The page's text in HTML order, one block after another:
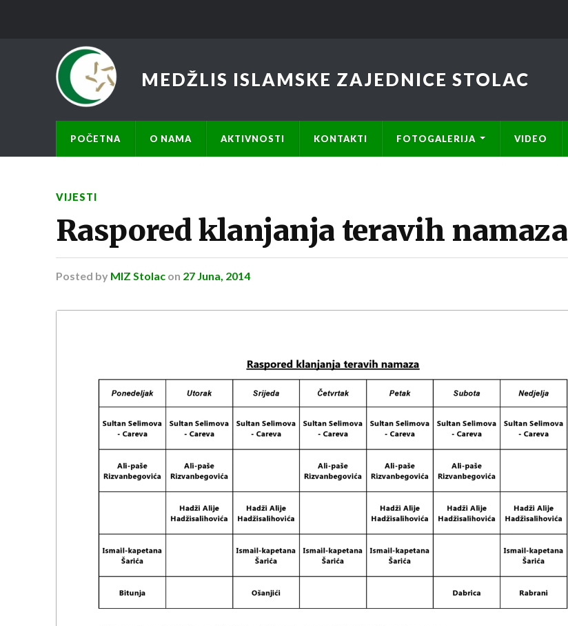
MEDŽLIS ISLAMSKE ZAJEDNICE STOLAC
POČETNA O NAMA AKTIVNOSTI KONTAKTI FOTOGALERIJA VIDEO
VIJESTI
Raspored klanjanja teravih namaza
Posted by MIZ Stolac on 27 Juna, 2014